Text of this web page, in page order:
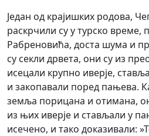
Један од крајишких родова,
раскрчили су у турско време,
Рабреновића, доста шума и
су секли дрвета, они су из
исецали крупно иверје,
и закопавали поред пањева.
земља порицана и отимана,
из њих иверје и стављали у
исечено, и тако доказивали: